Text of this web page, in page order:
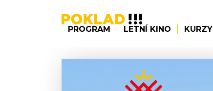
PROGRAM LETNÍ KINO KURZY